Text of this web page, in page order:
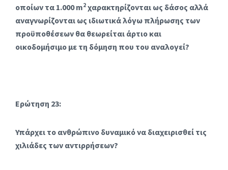
οποίων τα 1.000 m2 χαρακτηρίζονται ως δάσος αλλά
αναγνωρίζονται ως ιδιωτικά λόγω πλήρωσης των
προϋποθέσεων θα θεωρείται άρτιο και
οικοδομήσιμο με τη δόμηση που του αναλογεί?
Ερώτηση 23:
Υπάρχει το ανθρώπινο δυναμικό να διαχειρισθεί τις
χιλιάδες των αντιρρήσεων?